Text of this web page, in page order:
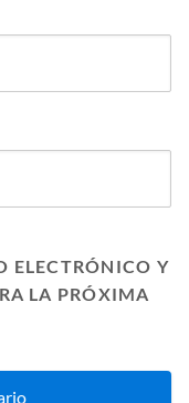
ELECTRÓNICO Y
LA PRÓXIMA